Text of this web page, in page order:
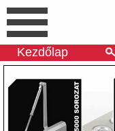
Kezdőlap